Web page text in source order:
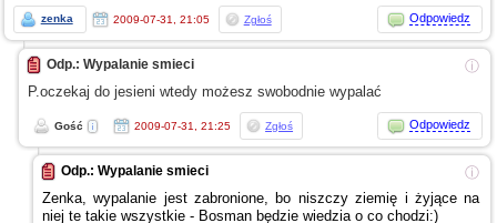
zenka 2009-07-31, 21:05 Zgłoś Odpowiedz
ⓘ
Odp.: Wypalanie smieci
P.oczekaj do jesieni wtedy możesz swobodnie wypalać
Gość 2009-07-31, 21:25 Zgłoś Odpowiedz
ⓘ
Odp.: Wypalanie smieci
Zenka, wypalanie jest zabronione, bo niszczy ziemię i żyjącena
niej te takie wszystkie - Bosman będzie wiedziao co chodzi:)